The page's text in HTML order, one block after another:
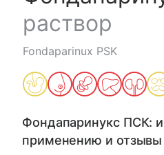
раствор
Fondaparinux PSK
Фондапаринукс ПСК:
применению и отзывы